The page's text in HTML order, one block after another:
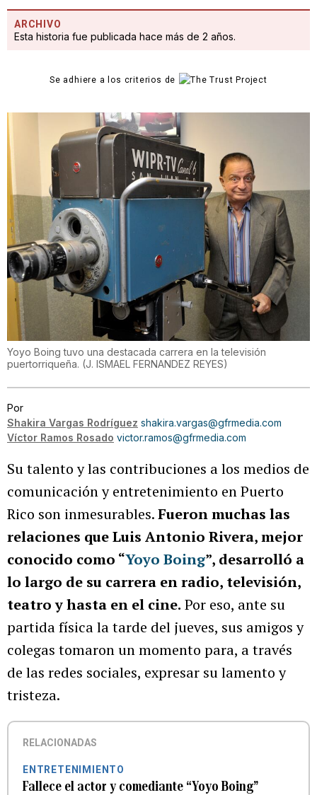
ARCHIVO
Esta historia fue publicada hace más de 2 años.
Se adhiere a los criterios de
Yoyo Boing tuvo una destacada carrera en la televisión
puertorriqueña. (J. ISMAEL FERNANDEZ REYES)
Por
Shakira Vargas Rodríguez shakira.vargas@gfrmedia.com
Víctor Ramos Rosado victor.ramos@gfrmedia.com
Su talento y las contribuciones a los medios de
comunicación y entretenimiento en Puerto
Rico son inmesurables.Fueron muchas las
relaciones que Luis Antonio Rivera, mejor
conocido como “Yoyo Boing”, desarrolló a
lo largo de su carrera en radio, televisión,
teatro y hasta en el cine. Por eso, ante su
partida física la tarde del jueves, sus amigos y
colegas tomaron un momento para, a través
de las redes sociales, expresar su lamento y
tristeza.
RELACIONADAS
ENTRETENIMIENTO
Fallece el actor y comediante “Yoyo Boing”